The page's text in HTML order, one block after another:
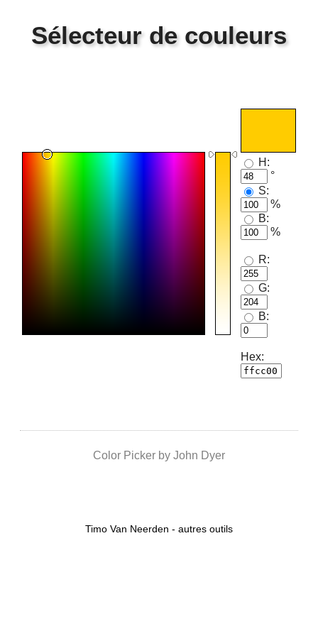
Sélecteur de couleurs
H:
°
S:
%
B:
%
R:
G:
B:
Hex:
Color Picker by John Dyer
Timo Van Neerden - autres outils